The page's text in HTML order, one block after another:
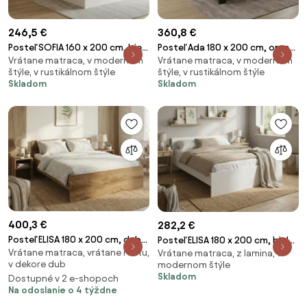
246,5 €
Posteľ SOFIA 160 x 200 cm, biela
Rošt: Bez roštu, Matrac:
Matrac DELUXE 10 cm
Vrátane matraca, v modernom
štýle, v rustikálnom štýle
Skladom
360,8 €
Posteľ Ada 180 x 200 cm, orech
Rošt: S latkovým roštom,
Matrac: Matrac SOMMERA 18
cm
Vrátane matraca, v modernom
štýle, v rustikálnom štýle
Skladom
400,3 €
Posteľ ELISA 180 x 200 cm, dub
artisan Rošt: S latkovým
roštom, Matrac: Matrac
SOMMERA 18 cm
Vrátane matraca, vrátane roštu,
v dekore dub
Dostupné v 2 e-shopoch
Na odoslanie o 4 týždne
282,2 €
Posteľ ELISA 180 x 200 cm, biela
Rošt: Bez roštu, Matrac:
Matrac DELUXE 10 cm
Vrátane matraca, z lamina, v
modernom štýle
Skladom